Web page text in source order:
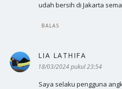
udah bersih di Jakarta
BALAS
LIA LATHIFA
18/03/2024 pukul 23:54
Saya selaku pengguna